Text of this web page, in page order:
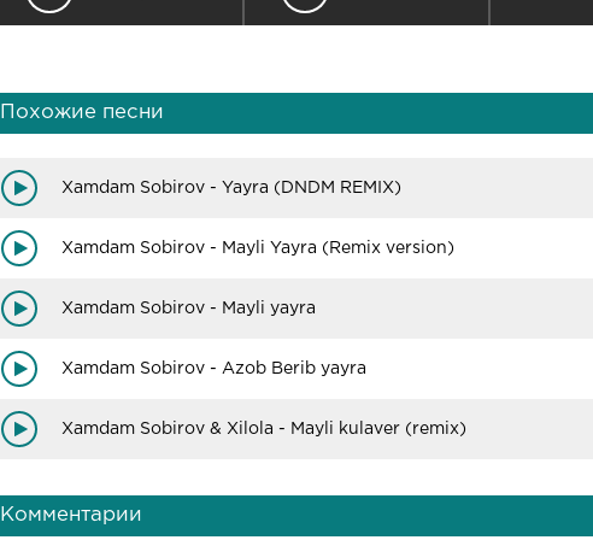
Похожие песни
Xamdam Sobirov - Yayra (DNDM REMIX)
Xamdam Sobirov - Mayli Yayra (Remix version)
Xamdam Sobirov - Mayli yayra
Xamdam Sobirov - Azob Berib yayra
Xamdam Sobirov & Xilola - Mayli kulaver (remix)
Комментарии